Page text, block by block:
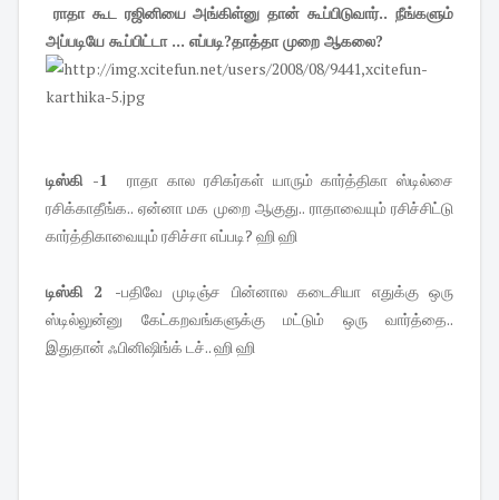
ராதா கூட ரஜினியை அங்கிள்னு தான் கூப்பிடுவார்.. நீங்களும்
அப்படியே கூப்பிட்டா ... எப்படி?தாத்தா முறை ஆகலை?
டிஸ்கி -1ராதா கால ரசிகர்கள் யாரும் கார்த்திகா ஸ்டில்சை
ரசிக்காதீங்க.. ஏன்னா மக முறை ஆகுது.. ராதாவையும் ரசிச்சிட்டு
கார்த்திகாவையும் ரசிச்சா எப்படி? ஹி ஹி
டிஸ்கி 2 -பதிவே முடிஞ்ச பின்னால கடைசியா எதுக்கு ஒரு
ஸ்டில்லுன்னு கேட்கறவங்களுக்கு மட்டும் ஒரு வார்த்தை..
இதுதான் ஃபினிஷிங்க் டச்.. ஹி ஹி